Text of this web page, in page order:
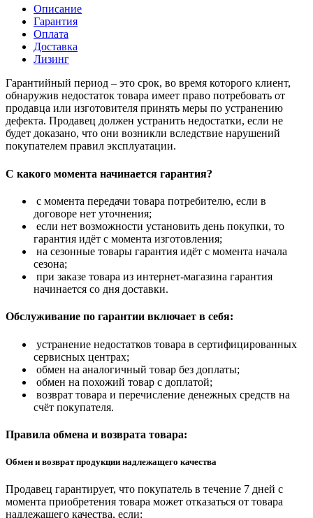
Описание
Гарантия
Оплата
Доставка
Лизинг
Гарантийный период – это срок, во время которого клиент,
обнаружив недостаток товара имеет право потребовать от
продавца или изготовителя принять меры по устранению
дефекта. Продавец должен устранить недостатки, если не
будет доказано, что они возникли вследствие нарушений
покупателем правил эксплуатации.
С какого момента начинается гарантия?
с момента передачи товара потребителю, если в
договоре нет уточнения;
если нет возможности установить день покупки, то
гарантия идёт с момента изготовления;
на сезонные товары гарантия идёт с момента начала
сезона;
при заказе товара из интернет-магазина гарантия
начинается со дня доставки.
Обслуживание по гарантии включает в себя:
устранение недостатков товара в сертифицированных
сервисных центрах;
обмен на аналогичный товар без доплаты;
обмен на похожий товар с доплатой;
возврат товара и перечисление денежных средств на
счёт покупателя.
Правила обмена и возврата товара:
Обмен и возврат продукции надлежащего качества
Продавец гарантирует, что покупатель в течение 7 дней с
момента приобретения товара может отказаться от товара
надлежащего качества, если: